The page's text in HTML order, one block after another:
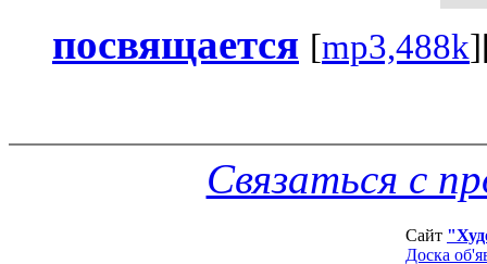
посвящается [mp3,488k
Связаться с
Сайт
Доска